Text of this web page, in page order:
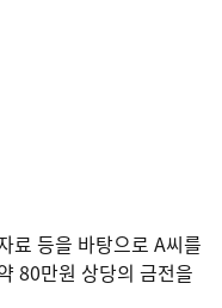
료 등을 바탕으로 A씨를
80만원 상당의 금전을